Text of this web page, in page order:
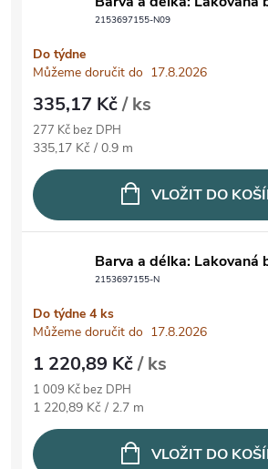
2153697155-N09
Do týdne
Můžeme doručit do 17.8.2026
335,17 Kč/ ks
277 Kč bez DPH
Měrná cena:
335,17 Kč / 0.9 m
VLOŽIT DO
Barva a délka: Lakovaná
2153697155-N
Do týdne 4 ks
Můžeme doručit do 17.8.2026
1 220,89 Kč/ ks
1 009 Kč bez DPH
Měrná cena:
1 220,89 Kč / 2.7 m
VLOŽIT DO